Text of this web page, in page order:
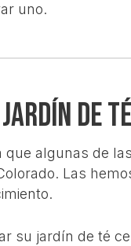
uno.
de
algunas de
Las
su jardín de té